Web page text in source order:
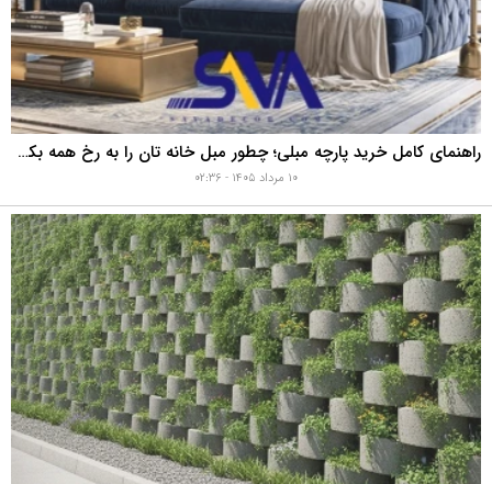
۱۰ مرداد ۱۴۰۵ - ۰۲:۴۵
راهنمای کامل خرید پارچه مبلی؛ چطور مبل خانه تان را به رخ همه بکشید؟
۱۰ مرداد ۱۴۰۵ - ۰۲:۳۶